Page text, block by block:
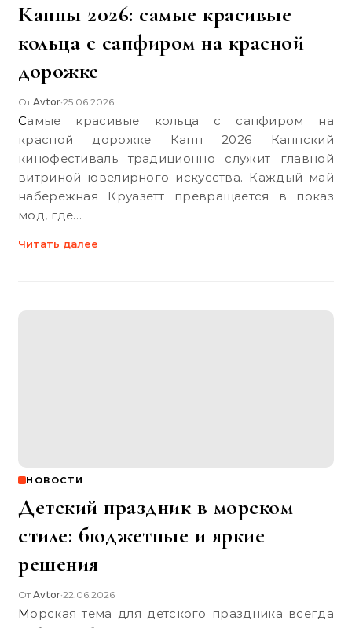
Канны 2026: самые красивые
кольца с сапфиром на красной
дорожке
ОтAvtor•25.06.2026
Самые красивые кольца с сапфиром на
красной дорожке Канн 2026 Каннский
кинофестиваль традиционно служит главной
витриной ювелирного искусства. Каждый май
набережная Круазетт превращается в показ
мод, где…
Читать далее
НОВОСТИ
Детский праздник в морском
стиле: бюджетные и яркие
решения
ОтAvtor•22.06.2026
Морская тема для детского праздника всегда